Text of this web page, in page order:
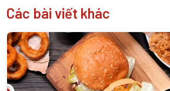
Các bài viết khác